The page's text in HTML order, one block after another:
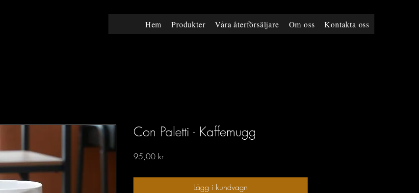
Hem Produkter Våra återförsäljare Om oss Kontakta oss
Con Paletti - Kaffemugg
95,00 krPris
Lägg i kundvagn